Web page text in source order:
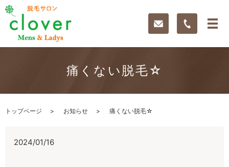
痛くない脱毛☆
トップページ お知らせ 痛くない脱毛☆
2024/01/16